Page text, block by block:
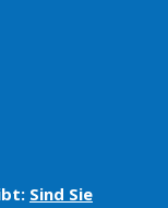
Sind Sie